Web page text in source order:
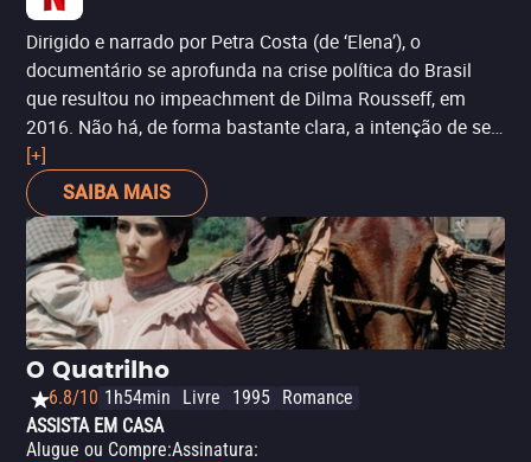
Dirigido e narrado por Petra Costa (de ‘Elena’), o
documentário se aprofunda na crise política do Brasil
que resultou no impeachment de Dilma Rousseff, em
2016. Não há, de forma bastante clara, a intenção de ser
isento, já que o filme traz uma visão pessoal da própria
diretora (que é filha de pais que lutaram contra a
ditadura militar), além do olhar das ruas e do noticiário
(no Brasil e fora dele). Tudo isso ilustrado por imagens
que alternam uma perspectiva no meio das multidões e
dos fatos, com uma câmera na mão, com belas
sequências que revelam a beleza da arquitetura de
Brasília. Fechando tudo isso, temos um retrato da
polarização política que vive o país nos últimos anos.
Por tudo isso, a produção da Netflix foi indicada ao
Oscar de Melhor Documentário em 2020.
[+]
SAIBA MAIS
O Quatrilho
6.8/10 1h54min Livre 1995 Romance
ASSISTA EM CASA
Alugue ou Compre:Assinatura: